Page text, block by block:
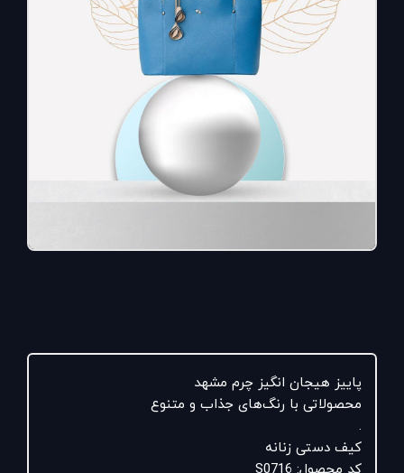
پاییز هیجان انگیز چرم مشهد
محصولاتی با رنگ‌های جذاب و ‌متنوع
.
کیف دستی زنانه